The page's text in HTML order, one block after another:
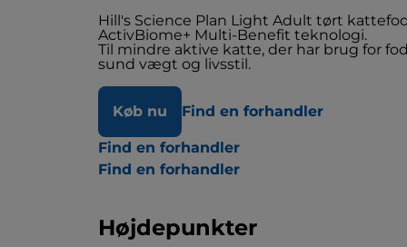
Hill's Science Plan Light Adult tørt
ActivBiome+ Multi-Benefit teknologi.
Til mindre aktive katte, der har brug for
sund vægt og livsstil.
Køb nu Find en forhandler
Find en forhandler
Find en forhandler
Højdepunkter